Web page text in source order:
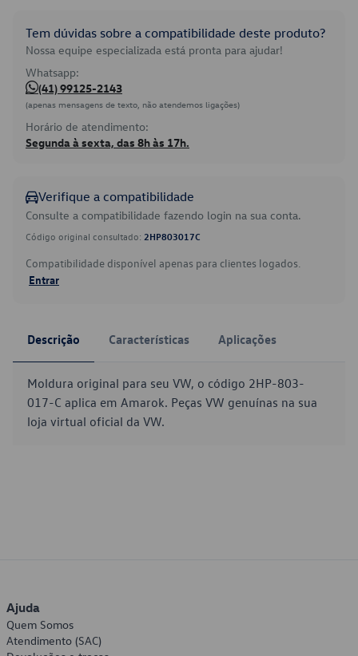
Tem dúvidas sobre a compatibilidade deste produto?
Nossa equipe especializada está pronta para ajudar!
Whatsapp:
(41) 99125-2143
(apenas mensagens de texto, não atendemos ligações)
Horário de atendimento:
Segunda à sexta, das 8h às 17h.
Verifique a compatibilidade
Consulte a compatibilidade fazendo login na sua conta.
Código original consultado: 2HP803017C
Compatibilidade disponível apenas para clientes logados.
Entrar
Descrição Características Aplicações
Moldura original para seu VW, o código 2HP-803-
017-C aplica em Amarok. Peças VW genuínas na sua
loja virtual oficial da VW.
Ajuda
Quem Somos
Atendimento (SAC)